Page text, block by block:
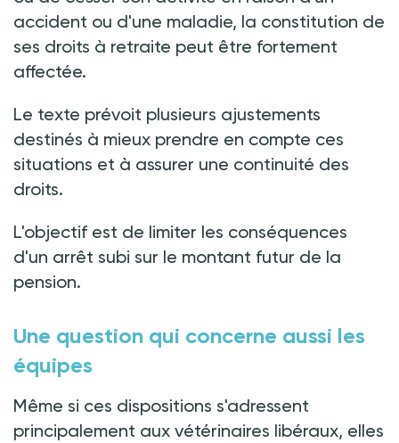
accident ou d'une maladie, la constitution de
ses droits à retraite peut être fortement
affectée.
Le texte prévoit plusieurs ajustements
destinés à mieux prendre en compte ces
situations et à assurer une continuité des
droits.
L'objectif est de limiter les conséquences
d'un arrêt subi sur le montant futur de la
pension.
Une question qui concerne aussi les
équipes
Même si ces dispositions s'adressent
principalement aux vétérinaires libéraux, elles